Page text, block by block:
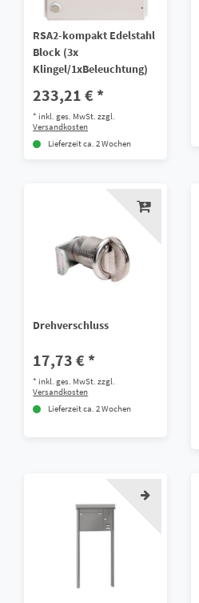
RSA2-kompakt Edelstahl
Block (3x
Klingel/1xBeleuchtung)
233,21 € *
*inkl. ges. MwSt. zzgl.
Versandkosten
Lieferzeit ca. 2 Wochen
Drehverschluss
17,73 € *
*inkl. ges. MwSt. zzgl.
Versandkosten
Lieferzeit ca. 2 Wochen